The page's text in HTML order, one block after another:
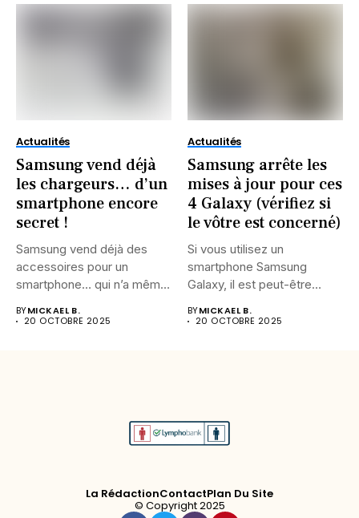
Actualités
Samsung vend déjà
les chargeurs… d’un
smartphone encore
secret !
Samsung vend déjà des
accessoires pour un
smartphone… qui n’a même
BYMICKAEL B.
20 OCTOBRE 2025
Actualités
Samsung arrête les
mises à jour pour ces
4 Galaxy (vérifiez si
le vôtre est concerné)
Si vous utilisez un
smartphone Samsung
Galaxy, il est peut-être
BYMICKAEL B.
20 OCTOBRE 2025
La RédactionContactPlan Du Site
© Copyright 2025